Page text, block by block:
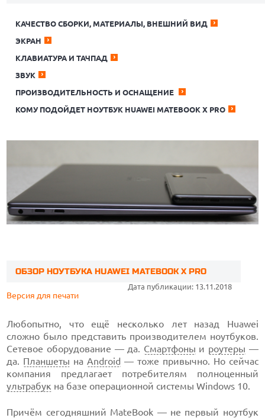
КАЧЕСТВО СБОРКИ, МАТЕРИАЛЫ, ВНЕШНИЙ ВИД
ЭКРАН
КЛАВИАТУРА И ТАЧПАД
ЗВУК
ПРОИЗВОДИТЕЛЬНОСТЬ И ОСНАЩЕНИЕ
КОМУ ПОДОЙДЕТ НОУТБУК HUAWEI MATEBOOK X PRO
ОБЗОР НОУТБУКА HUAWEI MATEBOOK X PRO
Дата публикации: 13.11.2018
Версия для печати
Любопытно, что ещё несколько лет назад Huawei
сложно было представить производителем ноутбуков.
Сетевое оборудование — да. Смартфоны и роутеры —
да. Планшеты наAndroid — тоже привычно. Но сейчас
компания предлагает потребителям полноценный
ультрабук на базе операционной системы Windows 10.
Причём сегодняшний MateBook — не первый ноутбук